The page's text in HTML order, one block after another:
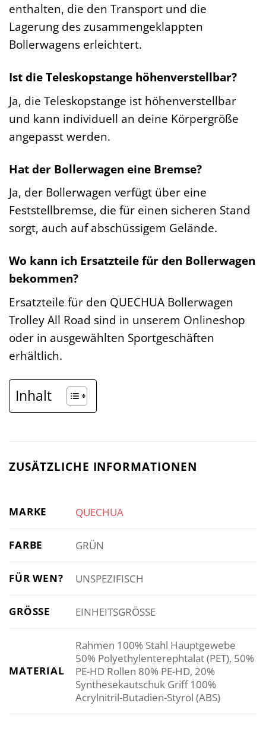
enthalten, die den Transport und die
Lagerung des zusammengeklappten
Bollerwagens erleichtert.
Ist die Teleskopstange höhenverstellbar?
Ja, die Teleskopstange ist höhenverstellbar
und kann individuell an deine Körpergröße
angepasst werden.
Hat der Bollerwagen eine Bremse?
Ja, der Bollerwagen verfügt über eine
Feststellbremse, die für einen sicheren Stand
sorgt, auch auf abschüssigem Gelände.
Wo kann ich Ersatzteile für den Bollerwagen
bekommen?
Ersatzteile für den QUECHUA Bollerwagen
Trolley All Road sind in unserem Onlineshop
oder in ausgewählten Sportgeschäften
erhältlich.
Inhalt
ZUSÄTZLICHE INFORMATIONEN
MARKE QUECHUA
FARBE GRÜN
FÜR WEN? UNSPEZIFISCH
GRÖSSE EINHEITSGRÖSSE
MATERIAL
Rahmen 100% Stahl Hauptgewebe
50% Polyethylenterephtalat (PET), 50%
PE-HD Rollen 80% PE-HD, 20%
Synthesekautschuk Griff 100%
Acrylnitril-Butadien-Styrol (ABS)